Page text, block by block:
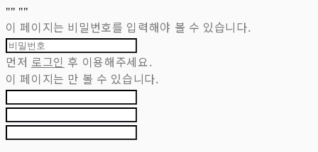
"" ""
이 페이지는 비밀번호를 입력해야 볼 수 있습니다.
먼저 로그인 후 이용해주세요.
이 페이지는 만 볼 수 있습니다.